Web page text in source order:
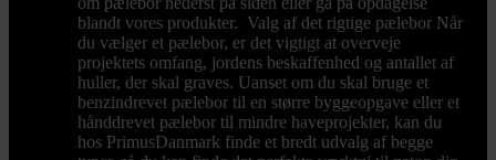
blandt vores produkter. Valg af det rigtige pælebor Når
du vælger et pælebor, er det vigtigt at overveje
projektets omfang, jordens beskaffenhed og antallet af
huller, der skal graves. Uanset om du skal bruge et
benzindrevet pælebor til en større byggeopgave eller et
hånddrevet pælebor til mindre haveprojekter, kan du
hos PrimusDanmark finde et bredt udvalg af begge